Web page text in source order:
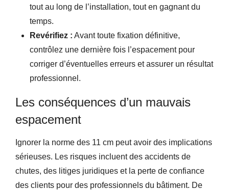
tout au long de l’installation, tout en gagnant du
temps.
Revérifiez : Avant toute fixation définitive,
contrôlez une dernière fois l’espacement pour
corriger d’éventuelles erreurs et assurer un résultat
professionnel.
Les conséquences d’un mauvais
espacement
Ignorer la norme des 11 cm peut avoir des implications
sérieuses. Les risques incluent des accidents de
chutes, des litiges juridiques et la perte de confiance
des clients pour des professionnels du bâtiment. De